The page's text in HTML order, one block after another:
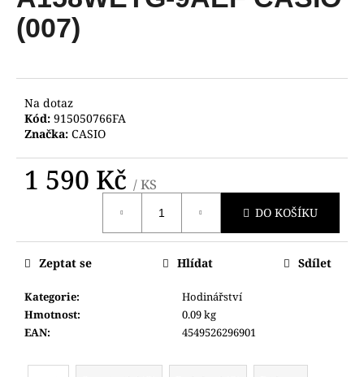
0,0
z
5
(007)
Na dotaz
Kód: 915050766FA
Značka: CASIO
1 590 Kč / KS
DO KOŠÍKU
Kategorie:
Hodinářství
Hmotnost:
0.09 kg
EAN: 4549526296901
Zeptat se Hlídat Sdílet
a
j
t
?
HLEDAT
D
p
o